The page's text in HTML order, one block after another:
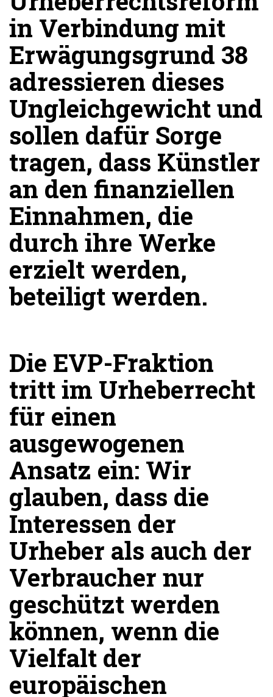
in Verbindung mit
Erwägungsgrund 38
adressieren dieses
Ungleichgewicht und
sollen dafür Sorge
tragen, dass Künstler
an den finanziellen
Einnahmen, die
durch ihre Werke
erzielt werden,
beteiligt werden.
Die EVP-Fraktion
tritt im Urheberrecht
für einen
ausgewogenen
Ansatz ein: Wir
glauben, dass die
Interessen der
Urheber als auch der
Verbraucher nur
geschützt werden
können, wenn die
Vielfalt der
europäischen